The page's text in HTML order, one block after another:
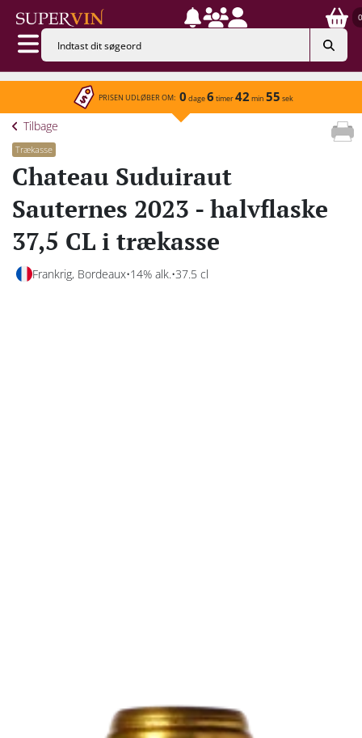
0
PRISEN UDLØBER OM: 0 dage6 timer42 min 55 sek
Tilbage
Trækasse
Chateau Suduiraut
Sauternes 2023 - halvflaske
37,5 CL i trækasse
Frankrig, Bordeaux 14% alk. 37.5 cl